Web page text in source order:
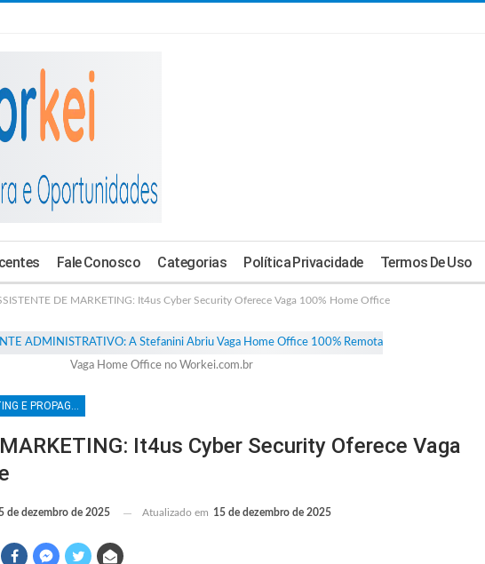
Fale Conosco Categorias Política Privacidade Termos De Uso
DE MARKETING: It4us Cyber Security Oferece Vaga 100% Home Office
Vaga Home Office no Workei.com.br
MARKETING E PROPAGANDA
It4us Cyber Security Oferece Vaga
de dezembro de 2025 Atualizado em 15 de dezembro de 2025